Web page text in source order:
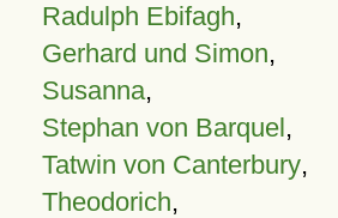
Radulph Ebifagh,
Gerhard und Simon,
Susanna,
Stephan von Barquel,
Tatwin von Canterbury,
Theodorich,